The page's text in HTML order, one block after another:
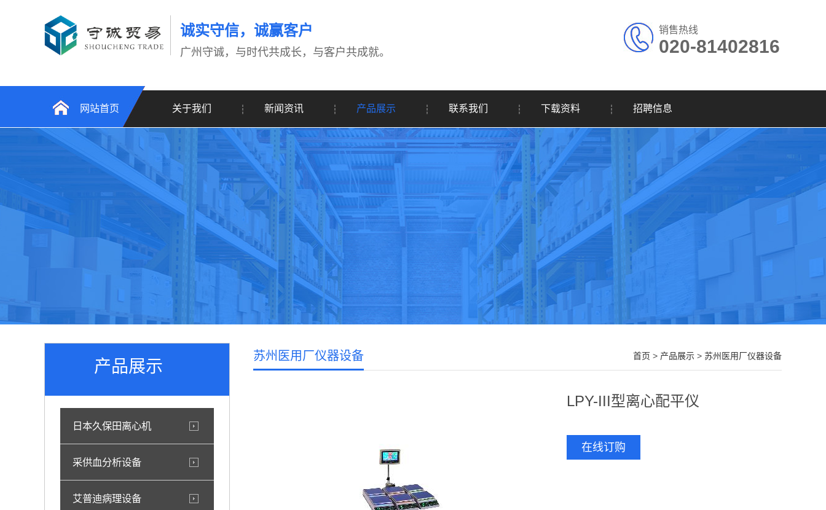
诚实守信，诚赢客户
广州守诚，与时代共成长，与客户共成就。
销售热线
020-81402816
网站首页 关于我们 新闻资讯 产品展示 联系我们 下载资料 招聘信息
产品展示
日本久保田离心机
采供血分析设备
艾普迪病理设备
苏州医用厂仪器设备 首页 > 产品展示 > 苏州医用厂仪器设备
LPY-III型离心配平仪
在线订购